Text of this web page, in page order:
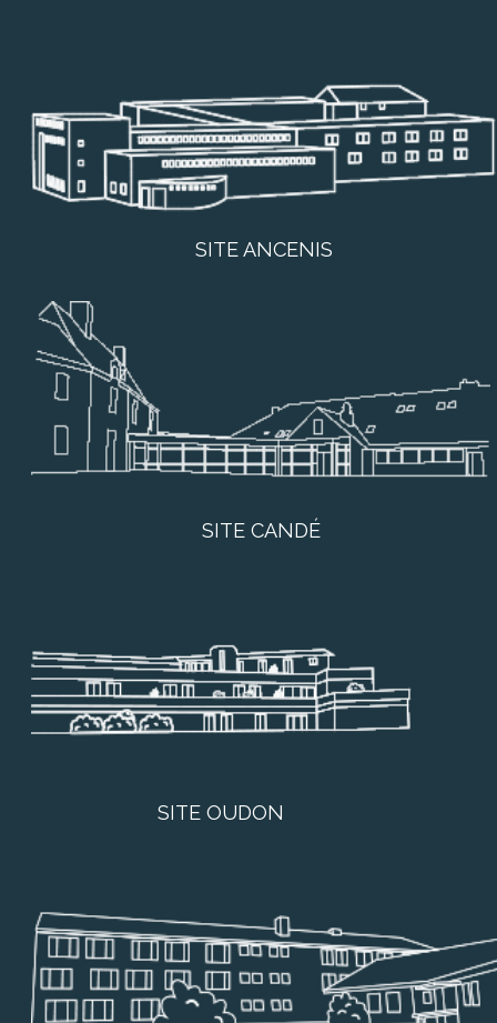
SITE ANCENIS
SITE CANDÉ
SITE OUDON